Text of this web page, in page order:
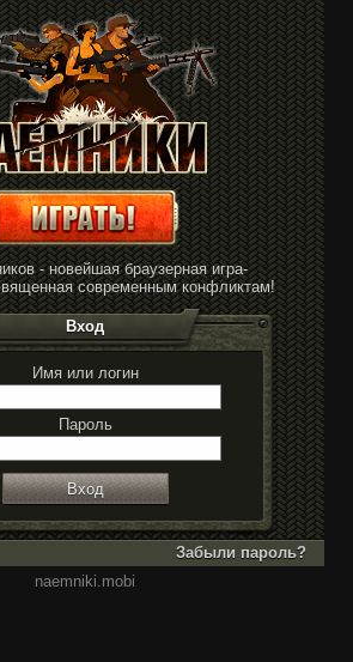
- новейшая браузерная игра-
современным конфликтам!
Вход
Имя или логин
Пароль
Забыли пароль?
naemniki.mobi